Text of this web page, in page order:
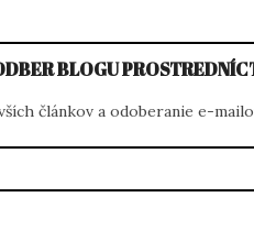
BLOGU
článkov a odoberanie e-